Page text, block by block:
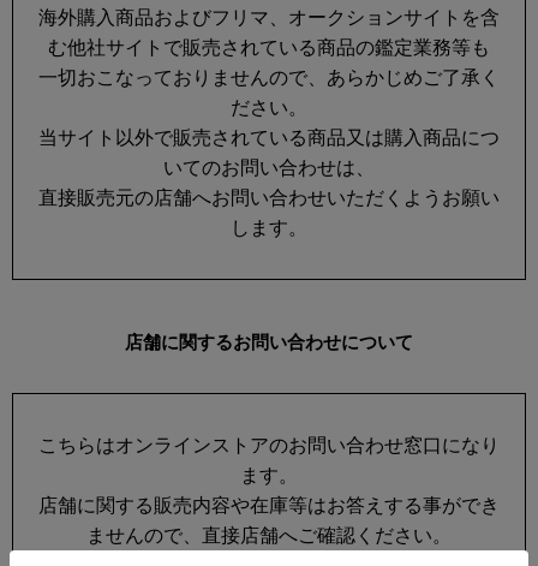
海外購入商品およびフリマ、オークションサイトを含
む他社サイトで販売されている商品の鑑定業務等も
一切おこなっておりませんので、あらかじめご了承く
ださい。
当サイト以外で販売されている商品又は購入商品につ
いてのお問い合わせは、
直接販売元の店舗へお問い合わせいただくようお願い
します。
店舗に関するお問い合わせについて
こちらはオンラインストアのお問い合わせ窓口になり
ます。
店舗に関する販売内容や在庫等はお答えする事ができ
ませんので、直接店舗へご確認ください。